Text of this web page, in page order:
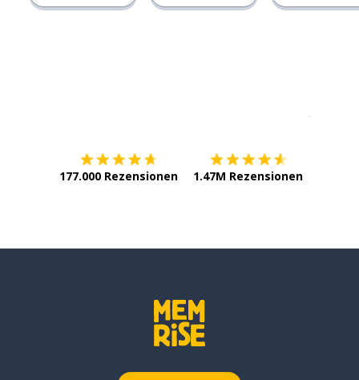
177.000 Rezensionen 1.47M Rezensionen